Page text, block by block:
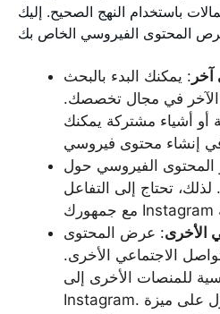
باستخدام النهج الصحيح. إليك
: يمكنك البدء بالبحث
الآخر في مجال تخصصك.
أشياء مشتركة يمكنك
المحتوى الفيروسي حول
تحتاج إلى التفاعل
الأخرى: عرض المحتوى
الاجتماعي الأخرى.
للمنصات الأخرى إلى
Instagram. وهذا يضمن لك الحصول على ميزة